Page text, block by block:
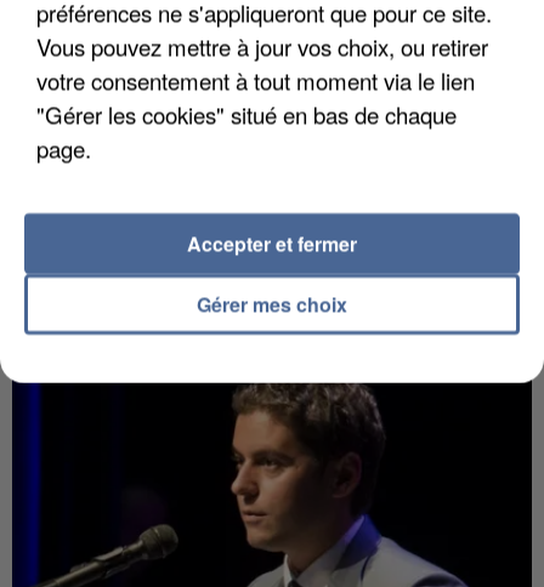
7 août 2026
Un second cadre de la DZ Mafia interpellé en
Algérie
Un cofondateur du réseau avait été interpellé
préférences ne s'appliqueront que pour ce site.
Vous pouvez mettre à jour vos choix, ou retirer
votre consentement à tout moment via le lien
"Gérer les cookies" situé en bas de chaque
page.
Gérer mes choix
Accepter et fermer